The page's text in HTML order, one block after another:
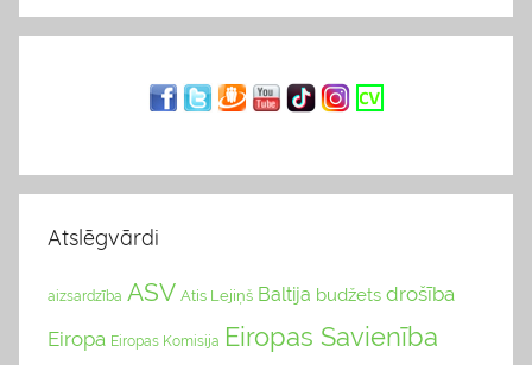
Atslēgvārdi
aizsardzība ASV Atis Lejiņš Baltija budžets drošība
Eiropa Eiropas Komisija Eiropas Savienība